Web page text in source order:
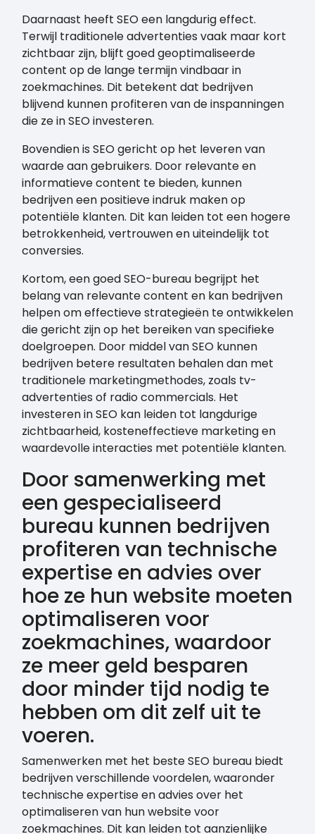
Daarnaast heeft SEO een langdurig effect.
Terwijl traditionele advertenties vaak maar kort
zichtbaar zijn, blijft goed geoptimaliseerde
content op de lange termijn vindbaar in
zoekmachines. Dit betekent dat bedrijven
blijvend kunnen profiteren van de inspanningen
die ze in SEO investeren.
Bovendien is SEO gericht op het leveren van
waarde aan gebruikers. Door relevante en
informatieve content te bieden, kunnen
bedrijven een positieve indruk maken op
potentiële klanten. Dit kan leiden tot een hogere
betrokkenheid, vertrouwen en uiteindelijk tot
conversies.
Kortom, een goed SEO-bureau begrijpt het
belang van relevante content en kan bedrijven
helpen om effectieve strategieën te ontwikkelen
die gericht zijn op het bereiken van specifieke
doelgroepen. Door middel van SEO kunnen
bedrijven betere resultaten behalen dan met
traditionele marketingmethodes, zoals tv-
advertenties of radio commercials. Het
investeren in SEO kan leiden tot langdurige
zichtbaarheid, kosteneffectieve marketing en
waardevolle interacties met potentiële klanten.
Door samenwerking met
een gespecialiseerd
bureau kunnen bedrijven
profiteren van technische
expertise en advies over
hoe ze hun website moeten
optimaliseren voor
zoekmachines, waardoor
ze meer geld besparen
door minder tijd nodig te
hebben om dit zelf uit te
voeren.
Samenwerken met het beste SEO bureau biedt
bedrijven verschillende voordelen, waaronder
technische expertise en advies over het
optimaliseren van hun website voor
zoekmachines. Dit kan leiden tot aanzienlijke